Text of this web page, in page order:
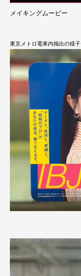
メイキングムービー
東京メトロ電車内掲出の様子